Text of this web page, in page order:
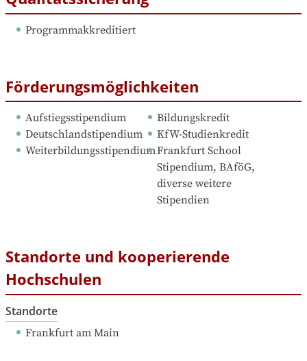
Programmakkreditiert
Förderungsmöglichkeiten
Aufstiegsstipendium
Bildungskredit
Deutschlandstipendium
KfW-Studienkredit
WeiterbildungsstipendiumFrankfurt School
Stipendium, BAföG,
diverse weitere
Stipendien
Standorte und kooperierende
Hochschulen
Standorte
Frankfurt am Main